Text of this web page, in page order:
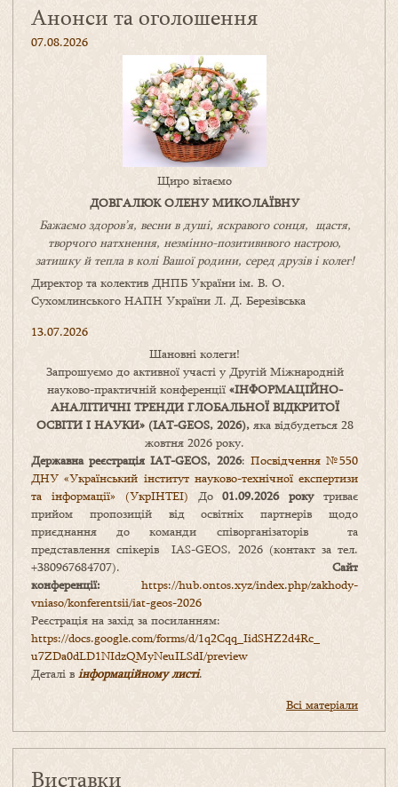
Анонси та оголошення
07.08.2026
Щиро вітаємо
ДОВГАЛЮК ОЛЕНУ МИКОЛАЇВНУ
Бажаємо здоров’я, весни в душі, яскравого сонця, щастя,
творчого натхнення, незмінно-позитивнвого настрою,
затишкуйтепла в коліВашоїродини, серед друзів і колег!
Директор та колектив ДНПБ України ім. В. О.
Сухомлинського НАПН України Л. Д. Березівська
13.07.2026
Шановні колеги!
Запрошуємо до активної участі у Другій Міжнародній
науково-практичній конференції «ІНФОРМАЦІЙНО-
АНАЛІТИЧНІ ТРЕНДИ ГЛОБАЛЬНОЇ ВІДКРИТОЇ
ОСВІТИ І НАУКИ» (IAT-GEOS, 2026),яка відбудеться 28
жовтня 2026 року.
Державна реєстрація IAT-GEOS, 2026: Посвідчення №550
ДНУ «Український інститут науково-технічної експертизи
та інформації» (УкрІНТЕІ) До01.09.2026 рокутриває
прийом пропозицій від освітніх партнерів щодо
приєднання до команди співорганізаторів та
представлення спікерів IAS-GEOS, 2026 (контакт за тел.
+380967684707). Сайт
конференції: https://hub.ontos.xyz/index.php/zakhody-
vniaso/konferentsii/iat-geos-2026
Реєстрація на захід за посиланням:
https://docs.google.com/forms/d/1q2Cqq_IidSHZ2d4Rc_
u7ZDa0dLD1NIdzQMyNeuILSdI/preview
Деталі в інформаційному листі.
Всі матеріали
Виставки